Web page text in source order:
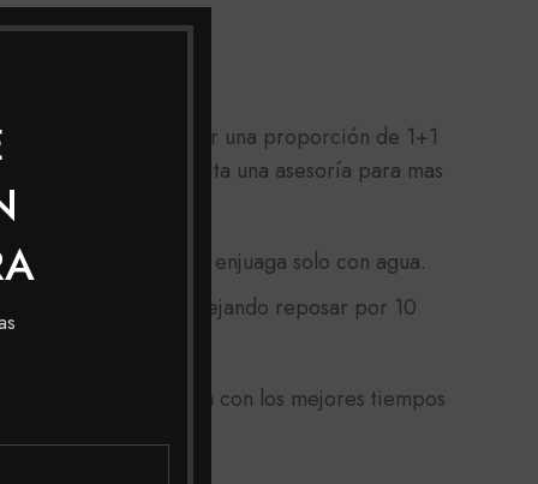
limpio, debes aplicar una proporción de 1+1
seco, solicita una asesoría para mas
espera 30 minutos, enjuaga solo con agua.
el resto del cabello dejando reposar por 10
a toda Colombia con los mejores tiempos